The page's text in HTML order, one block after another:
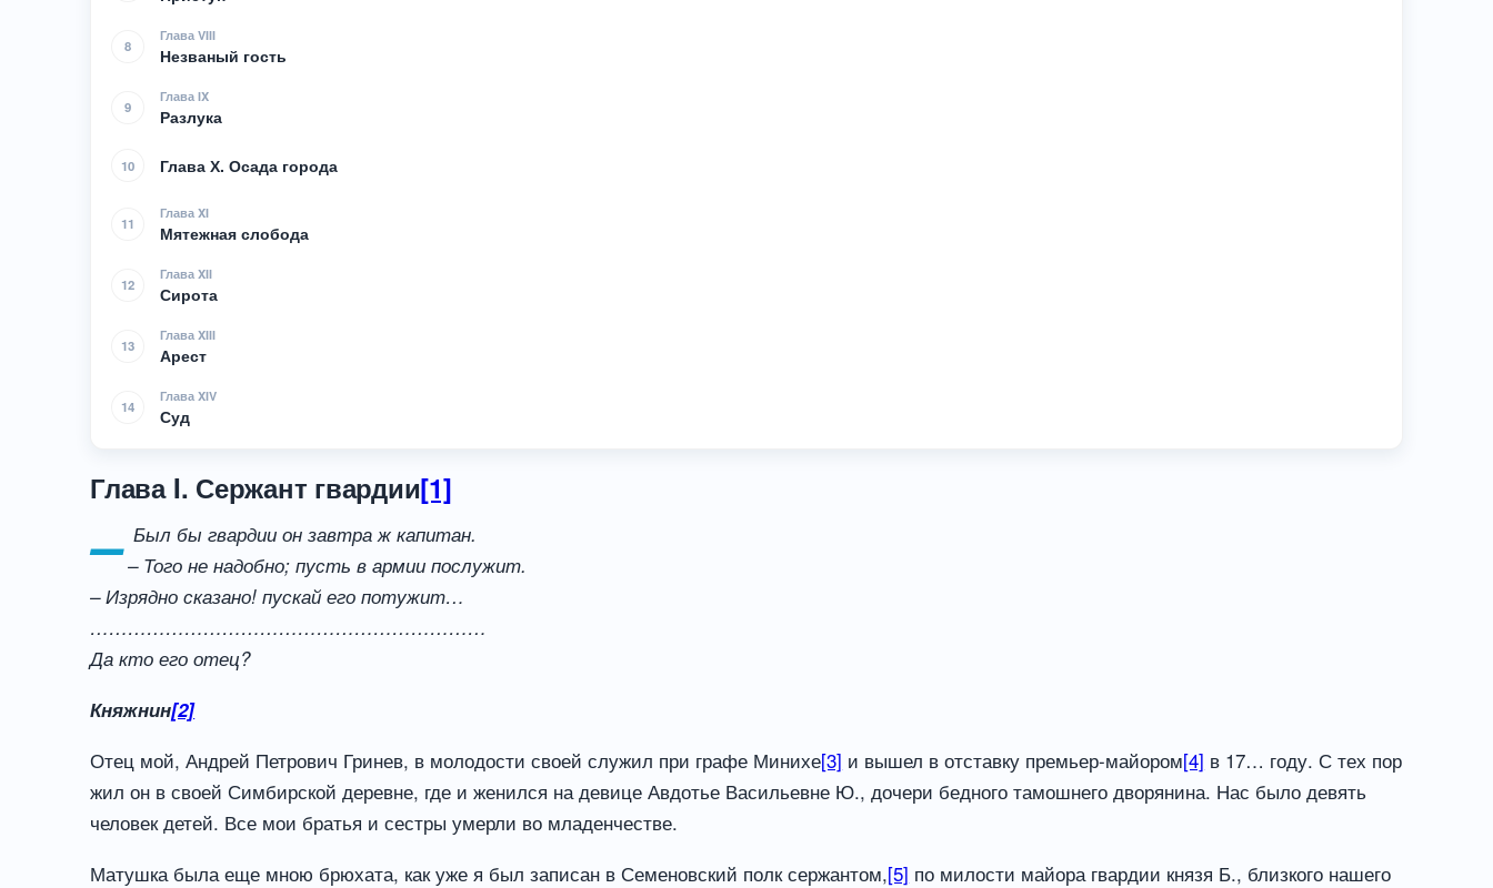
8
Глава VIII
Незваный гость
9
Глава IX
Разлука
10 Глава Х. Осада города
11
Глава XI
Мятежная слобода
12
Глава XII
Сирота
13
Глава XIII
Арест
14
Глава XIV
Суд
Глава I. Сержант гвардии[1]
– Был бы гвардии он завтра ж капитан.
– Того не надобно; пусть в армии послужит.
– Изрядно сказано! пускай его потужит…
………………………………………………………
Да кто его отец?
Княжнин[2]
Отец мой, Андрей Петрович Гринев, в молодости своей служил при графе Минихе[3] и вышел в отставку премьер-майором[4] в 17… году. С тех пор
жил он в своей Симбирской деревне, где и женился на девице Авдотье Васильевне Ю., дочери бедного тамошнего дворянина. Нас было девять
человек детей. Все мои братья и сестры умерли во младенчестве.
Матушка была еще мною брюхата, как уже я был записан в Семеновский полк сержантом,[5] по милости майора гвардии князя Б., близкого нашего